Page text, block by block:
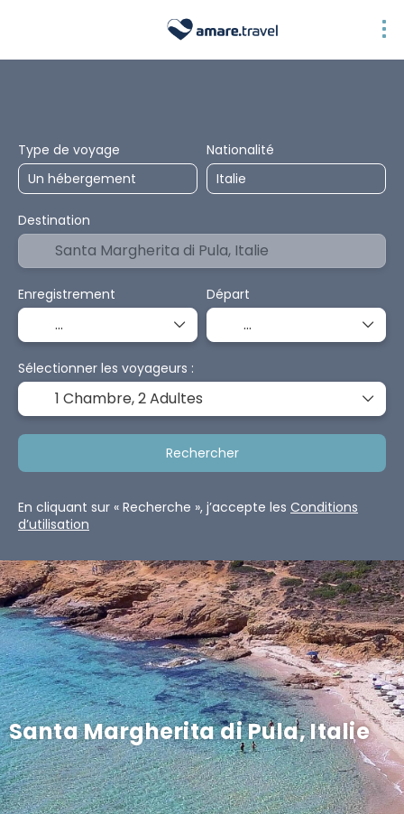
Santa Margherita di Pula, Italie
Type de voyage Nationalité
Destination
Enregistrement Départ
Sélectionner les voyageurs :
1 Chambre,2 Adultes
Rechercher
En cliquant sur « Recherche », j’accepte les Conditions
d’utilisation